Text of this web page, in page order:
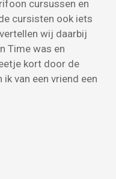
cursussen en
cursisten ook iets
wij daarbij
Time was en
kort door de
van een vriend een